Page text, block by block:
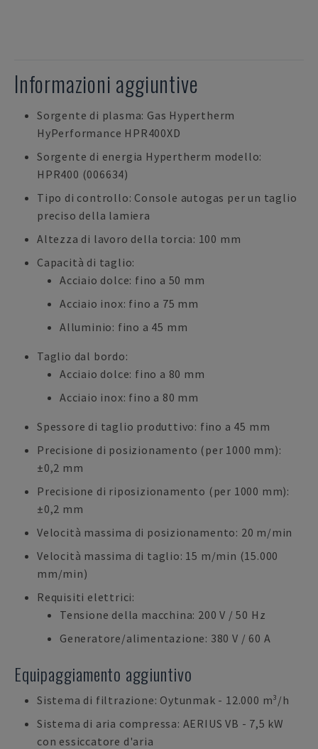
Informazioni aggiuntive
Sorgente di plasma: Gas Hypertherm
HyPerformance HPR400XD
Sorgente di energia Hypertherm modello:
HPR400 (006634)
Tipo di controllo: Console autogas per un taglio
preciso della lamiera
Altezza di lavoro della torcia: 100 mm
Capacità di taglio:
Acciaio dolce: fino a 50 mm
Acciaio inox: fino a 75 mm
Alluminio: fino a 45 mm
Taglio dal bordo:
Acciaio dolce: fino a 80 mm
Acciaio inox: fino a 80 mm
Spessore di taglio produttivo: fino a 45 mm
Precisione di posizionamento (per 1000 mm):
±0,2 mm
Precisione di riposizionamento (per 1000 mm):
±0,2 mm
Velocità massima di posizionamento: 20 m/min
Velocità massima di taglio: 15 m/min (15.000
mm/min)
Requisiti elettrici:
Tensione della macchina: 200 V / 50 Hz
Generatore/alimentazione: 380 V / 60 A
Equipaggiamento aggiuntivo
Sistema di filtrazione: Oytunmak - 12.000 m³/h
Sistema di aria compressa: AERIUS VB - 7,5 kW
con essiccatore d'aria